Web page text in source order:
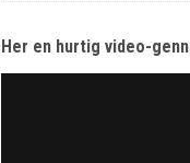
Her en hurtig video-